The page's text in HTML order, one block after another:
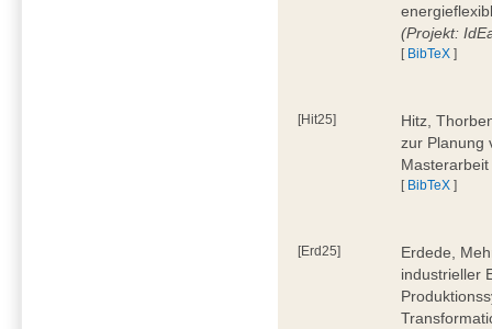
(Projekt:
[ BibTeX ]
[Hit25]
Hitz,
zur Planung
[ BibTeX ]
[Erd25]
Erdede,
industrieller